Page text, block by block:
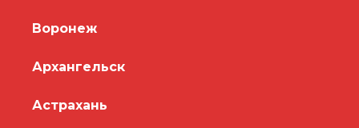
Воронеж
Архангельск
Астрахань